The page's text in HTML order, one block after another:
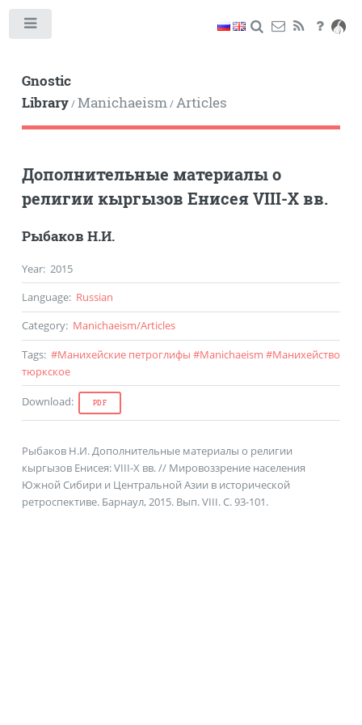
Gnostic
Library/Manichaeism/Articles
Дополнительные материалы о
религии кыргызов Енисея VIII-X вв.
Рыбаков Н.И.
Year: 2015
Language: Russian
Category: Manichaeism/Articles
Tags: #Манихейские петроглифы #Manichaeism #Манихейство
тюркское
Download: PDF
Рыбаков Н.И. Дополнительные материалы о религии
кыргызов Енисея: VIII-X вв. // Мировоззрение населения
Южной Сибири и Центральной Азии в исторической
ретроспективе. Барнаул, 2015. Вып. VIII. С. 93-101.